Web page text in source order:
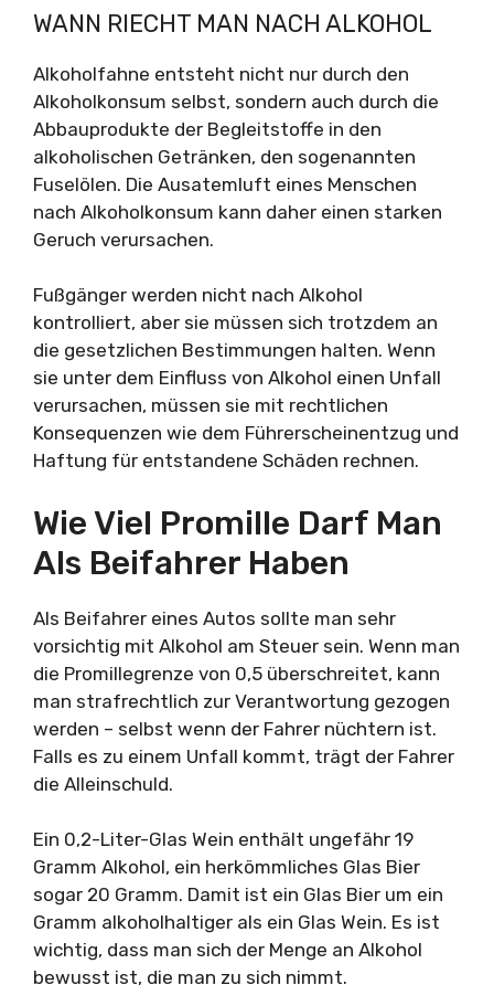
WANN RIECHT MAN NACH ALKOHOL
Alkoholfahne entsteht nicht nur durch den
Alkoholkonsum selbst, sondern auch durch die
Abbauprodukte der Begleitstoffe in den
alkoholischen Getränken, den sogenannten
Fuselölen. Die Ausatemluft eines Menschen
nach Alkoholkonsum kann daher einen starken
Geruch verursachen.
Fußgänger werden nicht nach Alkohol
kontrolliert, aber sie müssen sich trotzdem an
die gesetzlichen Bestimmungen halten. Wenn
sie unter dem Einfluss von Alkohol einen Unfall
verursachen, müssen sie mit rechtlichen
Konsequenzen wie dem Führerscheinentzug und
Haftung für entstandene Schäden rechnen.
Wie Viel Promille Darf Man
Als Beifahrer Haben
Als Beifahrer eines Autos sollte man sehr
vorsichtig mit Alkohol am Steuer sein. Wenn man
die Promillegrenze von 0,5 überschreitet, kann
man strafrechtlich zur Verantwortung gezogen
werden – selbst wenn der Fahrer nüchtern ist.
Falls es zu einem Unfall kommt, trägt der Fahrer
die Alleinschuld.
Ein 0,2-Liter-Glas Wein enthält ungefähr 19
Gramm Alkohol, ein herkömmliches Glas Bier
sogar 20 Gramm. Damit ist ein Glas Bier um ein
Gramm alkoholhaltiger als ein Glas Wein. Es ist
wichtig, dass man sich der Menge an Alkohol
bewusst ist, die man zu sich nimmt.